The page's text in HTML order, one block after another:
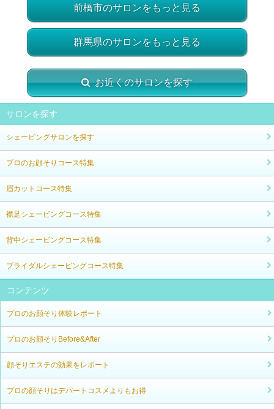
前橋市のサロンをもっと見る
群馬県のサロンをもっと見る
お近くのサロンを探す
サロンを探す
シェービングサロンを探す
プロのお顔そりコース特集
眉カットコース特集
襟足シェービングコース特集
背中シェービングコース特集
ブライダルシェービングコース特集
コンテンツ
プロのお顔そり体験レポート
プロのお顔そりBefore&After
顔そりエステの効果をレポート
プロの顔そりはデパートコスメよりもお得